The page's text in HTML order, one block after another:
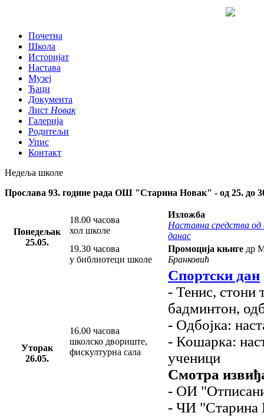
Почетна
Школа
Историјат
Настава
Музеј
Ђаци
Документа
Лист Новак
Галерија
Родитељи
Упис
Контакт
Недеља школе
Прослава 93. године рада ОШ "Старина Новак" - од 25. до
Понедељак
25.05.
18.00 часова
хол школе
Изложба
Наставна средства од
данас
19.30 часова
у библиотеци школе
Промоција књиге др
Бранковић
Уторак
26.05.
16.00 часова
школско двориште,
фискултурна сала
Спортски дан
- Тенис, стони
бадминтон,
- Одбојка:
- Кошарка:
ученици
Смотра
- ОИ
- ЧИ "Старина